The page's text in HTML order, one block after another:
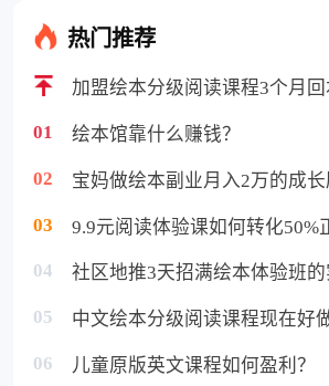
热门推荐
加盟绘本分级阅读课程3个月回
01 绘本馆靠什么赚钱？
02 宝妈做绘本副业月入2万的成长
03 9.9元阅读体验课如何转化50%
04 社区地推3天招满绘本体验班的
05 中文绘本分级阅读课程现在好
06 儿童原版英文课程如何盈利？